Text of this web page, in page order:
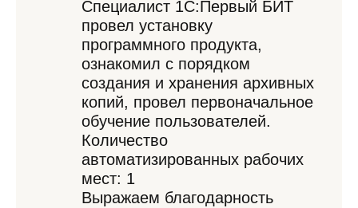
Специалист 1С:Первый БИТ
провел установку
программного продукта,
ознакомил с порядком
создания и хранения архивных
копий, провел первоначальное
обучение пользователей.
Количество
автоматизированных рабочих
мест: 1
Выражаем благодарность